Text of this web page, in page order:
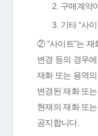
2. 구매계약
3. 기타 “사
② “사이트”는 재
변경 등의 경우
재화 또는 용역
변경된 재화 또
현재의 재화 또
공지합니다.